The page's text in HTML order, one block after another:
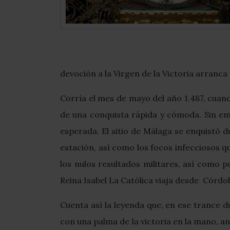
devoción a la Virgen de la Victoria
Corría el mes de mayo del año 1.487,
de una conquista rápida y cómoda. Sin
esperada. El sitio de Málaga se enquistó
estación, así como los focos infecciosos
los nulos resultados militares, así como
Reina Isabel La Católica viaja desde
Cuenta así la leyenda que, en ese trance
con una palma de la victoria en la mano,